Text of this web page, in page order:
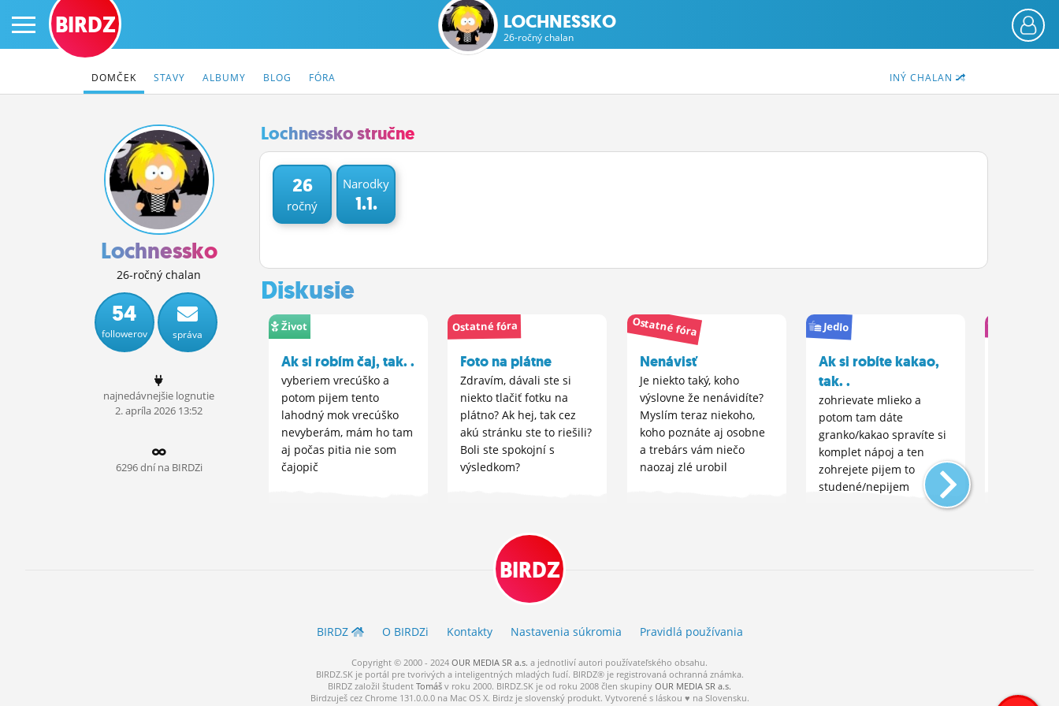
PRIHLÁS SA
ČINŽIAK
FÓRUM
STATUSY
BLOGY
OBRÁZKY
MÔJ PROFIL
ROLETA
BIRDZ LOCHNESSKO
26-ročný chalan
INÝ CHALAN
DOMČEK STAVY ALBUMY BLOG FÓRA
Lochnessko
26-ročný chalan
54
followerov správa
najnedávnejšie lognutie
2.apríla2026 13:52
6296 dní na BIRDZi
Lochnessko stručne
26
ročný
Narodky
1.1.
Diskusie
Život
Ak si robím čaj, tak. .
vyberiem vrecúško a
potom pijem tento
lahodný mok vrecúško
nevyberám, mám ho tam
aj počas pitia nie som
čajopič
Ostatné fóra
Foto na plátne
Zdravím, dávali ste si
niekto tlačiť fotku na
plátno? Ak hej, tak cez
akú stránku ste to riešili?
Boli ste spokojní s
výsledkom?
Ostatné fóra
Nenávisť
Je niekto taký, koho
výslovne že nenávidíte?
Myslím teraz niekoho,
koho poznáte aj osobne
a trebárs vám niečo
naozaj zlé urobil
Jedlo
Ak si robíte kakao,
tak. .
zohrievate mlieko a
potom tam dáte
granko/kakao spravíte si
komplet nápoj a ten
zohrejete pijem to
studené/nepijem
BIRDZ
BIRDZ O BIRDZi Kontakty Nastavenia súkromia Pravidlá používania
Copyright © 2000 - 2024 OUR MEDIA SR a.s. a jednotliví autori používateľského obsahu.
BIRDZ.SK je portál pre tvorivých a inteligentných mladých ľudí. BIRDZ® je registrovaná ochranná známka.
BIRDZ založil študent Tomáš v roku 2000. BIRDZ.SK je od roku 2008 člen skupiny OUR MEDIA SR a.s.
Birdzuješ cez Chrome 131.0.0.0 na Mac OS X. Birdz je slovenský produkt. Vytvorené s láskou ♥ na Slovensku.